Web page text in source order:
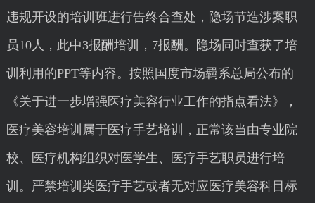
违规开设的培训班进行告终合查处，隐场节造涉案职
员10人，此中3报酬培训，7报酬。隐场同时查获了培
训利用的PPT等内容。按照国度市场羁系总局公布的
《关于进一步增强医疗美容行业工作的指点看法》，
医疗美容培训属于医疗手艺培训，正常该当由专业院
校、医疗机构组织对医学生、医疗手艺职员进行培
训。严禁培训类医疗手艺或者无对应医疗美容科目标